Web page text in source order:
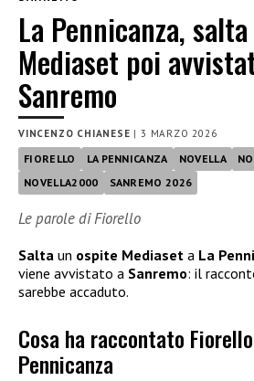
La Pennicanza,
Mediaset poi
Sanremo
VINCENZO CHIANESE |3 MARZO 2026
FIORELLO LA PENNICANZA NOVELLA
NOVELLA2000
SANREMO 2026
Le parole di Fiorello
Salta un ospite Mediaset a La
viene avvistato a Sanremo: il
sarebbe accaduto.
Cosa ha raccontato
Pennicanza